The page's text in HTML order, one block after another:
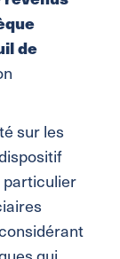
de
sur les
particulier